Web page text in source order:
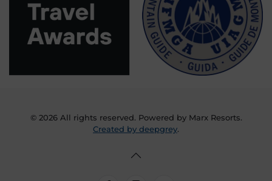
© 2026All rights reserved. Powered by Marx Resorts.
Created by deepgrey.